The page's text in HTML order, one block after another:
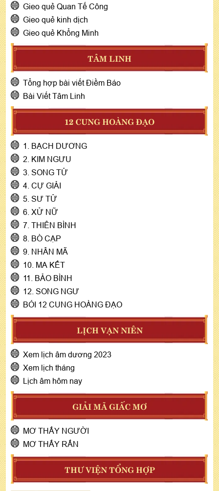
Gieo quẻ Quan Tế Công
Gieo quẻ kinh dịch
Gieo quẻ Khổng Minh
TÂM LINH
Tổng hợp bài viết Điềm Báo
Bài Viết Tâm Linh
12 CUNG HOÀNG ĐẠO
1. BẠCH DƯƠNG
2. KIM NGƯU
3. SONG TỬ
4. CỰ GIẢI
5. SƯ TỬ
6. XỬ NỮ
7. THIÊN BÌNH
8. BÒ CẠP
9. NHÂN MÃ
10. MA KẾT
11. BẢO BÌNH
12. SONG NGƯ
BÓI 12 CUNG HOÀNG ĐẠO
LỊCH VẠN NIÊN
Xem lịch âm dương 2023
Xem lịch tháng
Lịch âm hôm nay
GIẢI MÃ GIẤC MƠ
MƠ THẤY NGƯỜI
MƠ THẤY RẮN
THƯ VIỆN TỔNG HỢP